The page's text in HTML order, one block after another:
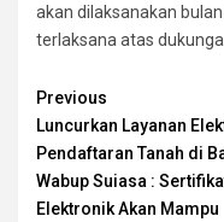
akan dilaksanakan
terlaksana atas
Continue
Reading
Previous
Luncurkan Layanan
Pendaftaran Tanah di
Wabup Suiasa :
Elektronik Akan Mampu